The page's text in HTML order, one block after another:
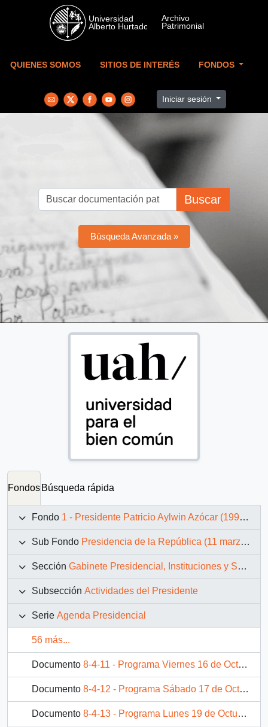
Skip to main content
QUIENES SOMOS SITIOS DE INTERÉS FONDOS
Iniciar sesión
Buscar
Búsqueda Avanzada »
Fondos Búsqueda rápida
Fondo 1 - Presidente Patricio Aylwin Azócar (1990-1994)
Sub Fondo Presidencia de la República (11 marzo 1990 – 11 marzo 1994)
Sección Gabinete Presidencial, Instituciones y Servicios
Subsección Actividades del Presidente
Serie Agenda Presidencial
56 más...
Documento 8-4-11 - Programa Viernes 16 de Octubre de 1992.
Documento 8-4-12 - Programa Sábado 17 de Octubre de 1992.
Documento 8-4-13 - Programa Lunes 19 de Octubre de 1992.